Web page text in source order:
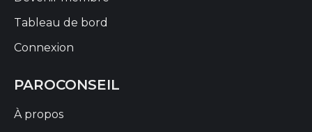
Tableau de bord
Connexion
PAROCONSEIL
À propos